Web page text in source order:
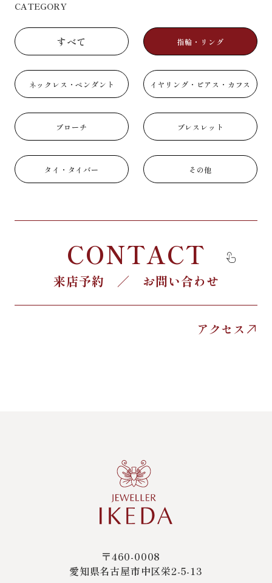
CATEGORY
すべて 指輪・リング
ネックレス・ペンダント イヤリング・ピアス・カフス
ブローチ ブレスレット
タイ・タイバー その他
CONTACT
来店予約 ／ お問い合わせ
アクセス
〒460-0008
愛知県名古屋市中区栄2-5-13